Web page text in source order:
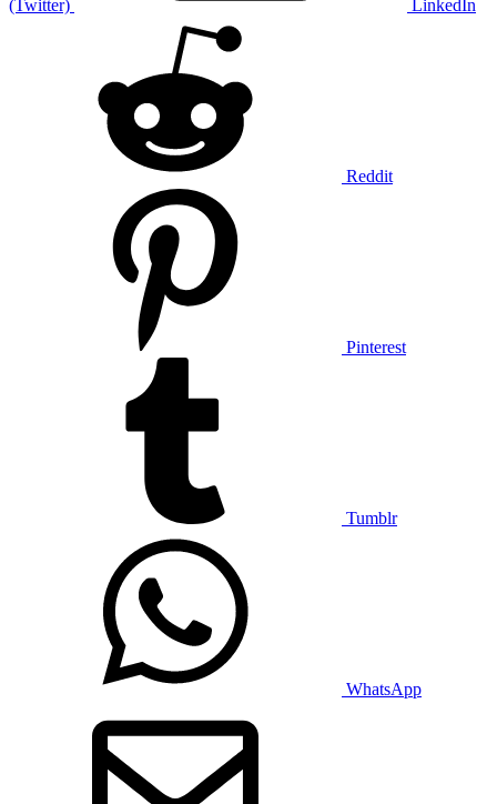
(Twitter) LinkedIn
Reddit
Pinterest
Tumblr
WhatsApp